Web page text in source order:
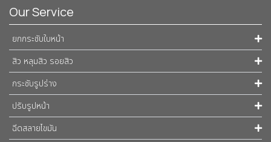
Our Service
ยกกระชับใบหน้า
สิว หลุมสิว รอยสิว
กระชับรูปร่าง
ปรับรูปหน้า
ฉีดสลายไขมัน